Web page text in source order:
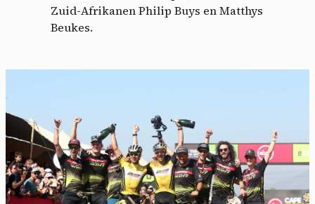
Zuid-Afrikanen Philip Buys en Matthys
Beukes.